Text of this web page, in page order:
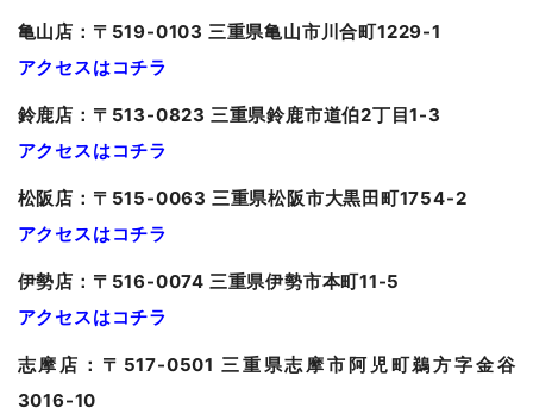
亀山店：〒519-0103 三重県亀山市川合町1229-1
アクセスはコチラ
鈴鹿店：〒513-0823 三重県鈴鹿市道伯2丁目1-3
アクセスはコチラ
松阪店：〒515-0063 三重県松阪市大黒田町1754-2
アクセスはコチラ
伊勢店：〒516-0074 三重県伊勢市本町11-5
アクセスはコチラ
志摩店：〒517-0501 三重県志摩市阿児町鵜方字金谷
3016-10